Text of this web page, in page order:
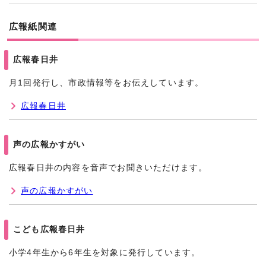
広報紙関連
広報春日井
月1回発行し、市政情報等をお伝えしています。
広報春日井
声の広報かすがい
広報春日井の内容を音声でお聞きいただけます。
声の広報かすがい
こども広報春日井
小学4年生から6年生を対象に発行しています。